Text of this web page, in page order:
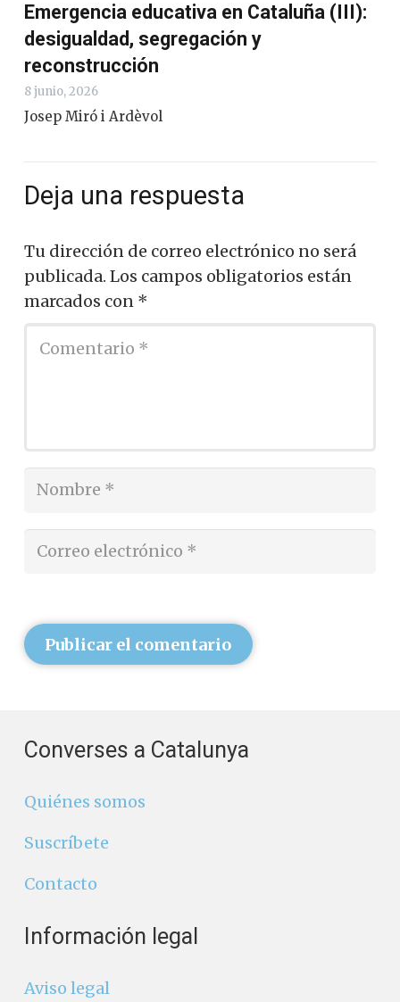
Emergencia educativa en Cataluña (III):
desigualdad, segregación y
reconstrucción
8 junio, 2026
Josep Miró i Ardèvol
Deja una respuesta
Tu dirección de correo electrónico no será
publicada. Los campos obligatorios están
marcados con *
Publicar el comentario
Converses a Catalunya
Quiénes somos
Suscríbete
Contacto
Información legal
Aviso legal